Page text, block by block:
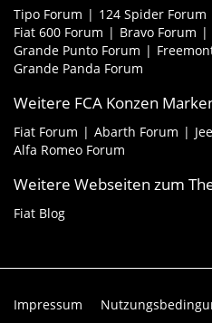
Tipo Forum 124 Spider Forum
Fiat 600 Forum
Bravo Forum
Grande Punto Forum
Grande Panda Forum
Weitere FCA Konzen
Fiat Forum Abarth Forum
Alfa Romeo Forum
Weitere Webseiten zum
Fiat Blog
Impressum